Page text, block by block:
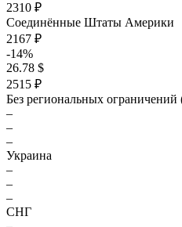
2310 ₽
Соединённые Штаты Америки
2167 ₽
-14%
26.78 $
2515 ₽
Без региональных ограничений
–
–
–
Украина
–
–
–
СНГ